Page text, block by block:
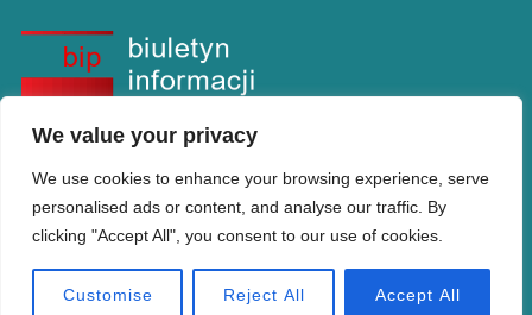
We value your privacy
We use cookies to enhance your browsing experience, serve
personalised ads or content, and analyse our traffic. By
clicking "Accept All", you consent to our use of cookies.
Customise Reject All Accept All
Copyright © PANS w Krośnie